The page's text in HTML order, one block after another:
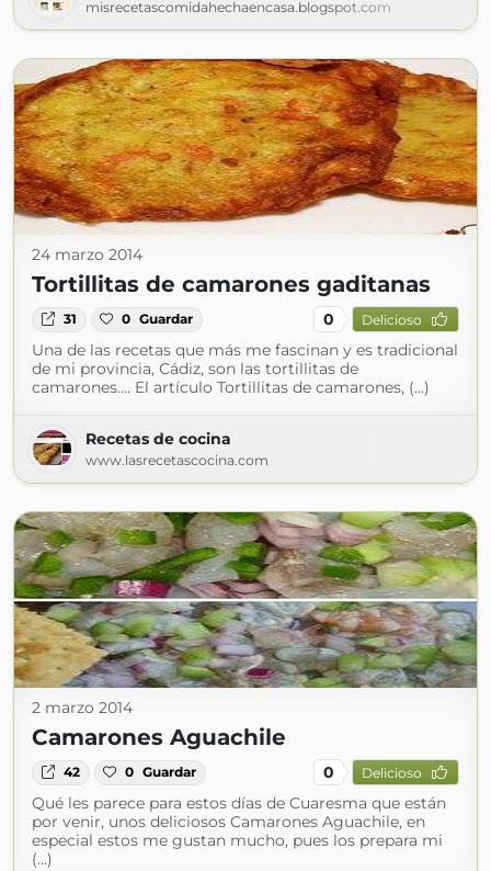
misrecetascomidahechaencasa.blogspot.com
24 marzo 2014
Tortillitas de camarones gaditanas
31 0 Guardar 0 Delicioso
Una de las recetas que más me fascinan y es tradicional
de mi provincia, Cádiz, son las tortillitas de
camarones.... El artículo Tortillitas de camarones, (...)
Recetas de cocina
www.lasrecetascocina.com
2 marzo 2014
Camarones Aguachile
42 0 Guardar 0 Delicioso
Qué les parece para estos días de Cuaresma que están
por venir, unos deliciosos Camarones Aguachile, en
especial estos me gustan mucho, pues los prepara mi
(...)